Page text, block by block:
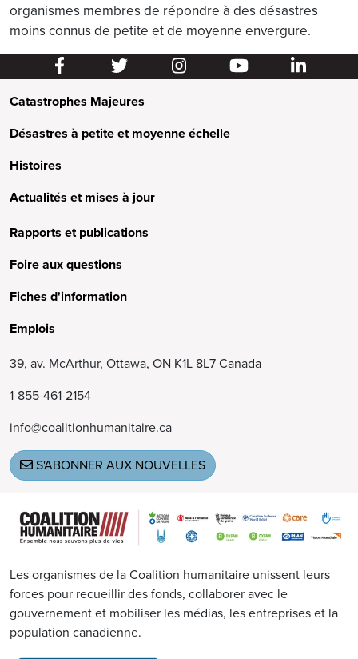
organismes membres de répondre à des désastres
moins connus de petite et de moyenne envergure.
Catastrophes Majeures
Désastres à petite et moyenne échelle
Histoires
Actualités et mises à jour
Rapports et publications
Foire aux questions
Fiches d'information
Emplois
39, av. McArthur, Ottawa, ON K1L 8L7 Canada
1-855-461-2154
info@coalitionhumanitaire.ca
S'ABONNER AUX NOUVELLES
Image
Les organismes de la Coalition humanitaire unissent leurs
forces pour recueillir des fonds, collaborer avec le
gouvernement et mobiliser les médias, les entreprises et la
population canadienne.